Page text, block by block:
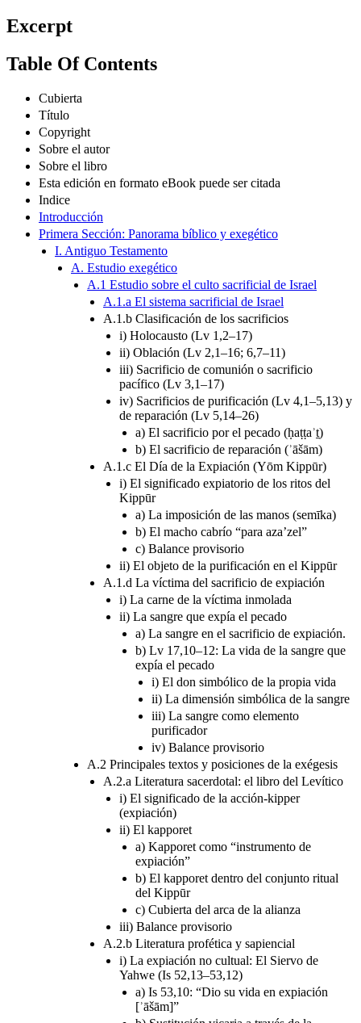
Excerpt
Table Of Contents
Cubierta
Título
Copyright
Sobre el autor
Sobre el libro
Esta edición en formato eBook puede ser citada
Indice
Introducción
Primera Sección: Panorama bíblico y exegético
I. Antiguo Testamento
A. Estudio exegético
A.1 Estudio sobre el culto sacrificial de Israel
A.1.a El sistema sacrificial de Israel
A.1.b Clasificación de los sacrificios
i) Holocausto (Lv 1,2–17)
ii) Oblación (Lv 2,1–16; 6,7–11)
iii) Sacrificio de comunión o sacrificio
pacífico (Lv 3,1–17)
iv) Sacrificios de purificación (Lv 4,1–5,13) y
de reparación (Lv 5,14–26)
a) El sacrificio por el pecado (ḥaṭṭaʾṯ)
b) El sacrificio de reparación (ʾāšām)
A.1.c El Día de la Expiación (Yōm Kippūr)
i) El significado expiatorio de los ritos del
Kippūr
a) La imposición de las manos (semīka)
b) El macho cabrío “para aza’zel”
c) Balance provisorio
ii) El objeto de la purificación en el Kippūr
A.1.d La víctima del sacrificio de expiación
i) La carne de la víctima inmolada
ii) La sangre que expía el pecado
a) La sangre en el sacrificio de expiación.
b) Lv 17,10–12: La vida de la sangre que
expía el pecado
i) El don simbólico de la propia vida
ii) La dimensión simbólica de la sangre
iii) La sangre como elemento
purificador
iv) Balance provisorio
A.2 Principales textos y posiciones de la exégesis
A.2.a Literatura sacerdotal: el libro del Levítico
i) El significado de la acción-kipper
(expiación)
ii) El kapporet
a) Kapporet como “instrumento de
expiación”
b) El kapporet dentro del conjunto ritual
del Kippūr
c) Cubierta del arca de la alianza
iii) Balance provisorio
A.2.b Literatura profética y sapiencial
i) La expiación no cultual: El Siervo de
Yahwe (Is 52,13–53,12)
a) Is 53,10: “Dio su vida en expiación
[ʾāšām]”